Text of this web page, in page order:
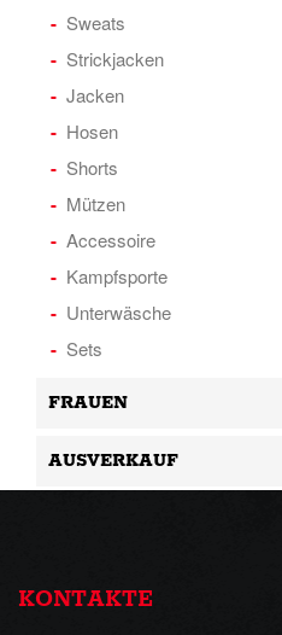
Sweats
Strickjacken
Jacken
Hosen
Shorts
Mützen
Accessoire
Kampfsporte
Unterwäsche
Sets
FRAUEN
AUSVERKAUF
KONTAKTE